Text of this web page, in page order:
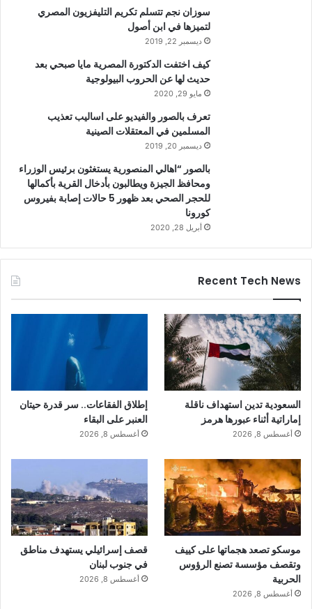
سوزان نجم تتسلم تكريم التليفزيون المصري
لتميزها في ابن أصول
ديسمبر 22, 2019
كيف اختفت الدكتورة المصرية مايا صبحي بعد
حديث لها عن الحروب البيولوجية
مايو 29, 2020
تعرف بالصور والفيديو على اساليب تعذيب
المسلمين في المعتقلات الصينية
ديسمبر 20, 2019
بالصور “اهالي المنصورية يستغثون برئيس الوزراء
ومحافظ الجيزة ويطالبون بأدخال القرية بأكمالها
للحجر الصحي بعد ظهور 5 حالات إصابة بفيروس
كورونا
أبريل 28, 2020
Recent Tech News
السعودية تدين استهداف ناقلة
إماراتية أثناء عبورها هرمز
أغسطس 8, 2026
إطلاق الفقاعات.. سر قدرة حيتان
العنبر على البقاء
أغسطس 8, 2026
موسكو تصعد هجماتها على كييف
وتقصف مؤسسة تصنع الرؤوس
الحربية
أغسطس 8, 2026
قصف إسرائيلي يستهدف مناطق
في جنوب لبنان
أغسطس 8, 2026